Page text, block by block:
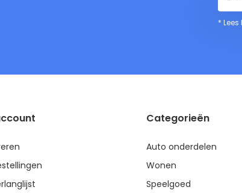
*
Categorieën
Auto onderdelen
Wonen
Speelgoed